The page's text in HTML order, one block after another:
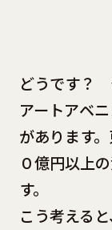
どうです？
アートアベ
があります
０億円以上
す。
こう考える